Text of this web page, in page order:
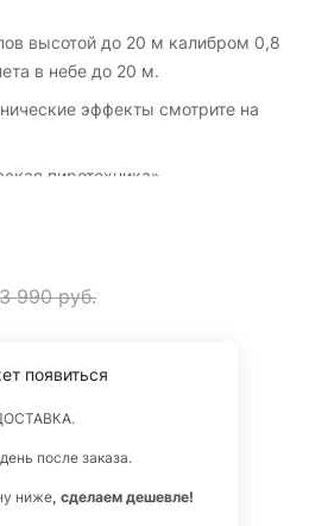
высотой до 20 м калибром 0,8
в небе до 20 м.
эффекты смотрите на
пиротехника»
990 руб.
появиться
после заказа.
ниже, сделаем дешевле!